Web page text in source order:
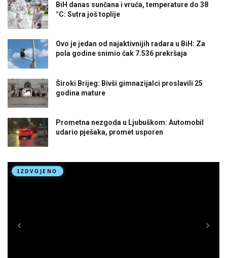
BiH danas sunčana i vruća, temperature do 38
°C: Sutra još toplije
Ovo je jedan od najaktivnijih radara u BiH: Za
pola godine snimio čak 7.536 prekršaja
Široki Brijeg: Bivši gimnazijalci proslavili 25
godina mature
Prometna nezgoda u Ljubuškom: Automobil
udario pješaka, promet usporen